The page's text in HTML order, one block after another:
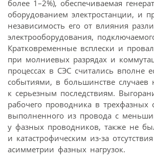
более 1–2%), обеспечиваемая
оборудованием электростанции, и
независимость его от влияния
электрооборудования,
Кратковременные всплески и
при молниевых разрядах и
процессах в СЭС считались вполне
событиями, в большинстве
к серьезным последствиям.
рабочего проводника в трехфазных
выполненного из провода с
у фазных проводников, также не
и катастрофическим из-за
асимметрии фазных нагрузок.